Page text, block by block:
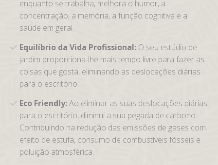
enquanto se trabalha, melhora o humor, a
concentração, a memória, a função cognitiva e a
saúde em geral.
Equilíbrio da Vida Profissional: O seu estúdio de
jardim proporciona-lhe mais tempo livre para fazer as
coisas que gosta, eliminando as deslocações diárias
para o escritório.
Eco Friendly:Ao eliminar as suas deslocações diárias
para o escritório, diminui a sua pegada de carbono.
Contribuindo na redução das emissões de gases com
efeito de estufa, consumo de combustíveis fósseis e
poluição atmosférica.